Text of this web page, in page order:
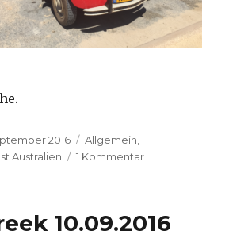
2016 Kategorien
Allgemein
Australien 1 Kommentarzu
10.09.2016